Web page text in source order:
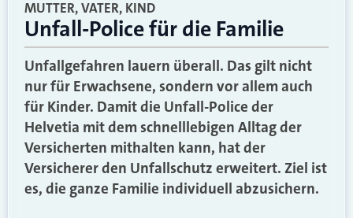
MUTTER, VATER, KIND
Unfall-Police für die Familie
Unfallgefahren lauern überall. Das gilt nicht
nur für Erwachsene, sondern vor allem auch
für Kinder. Damit die Unfall-Police der
Helvetia mit dem schnelllebigen Alltag der
Versicherten mithalten kann, hat der
Versicherer den Unfallschutz erweitert. Ziel ist
es, die ganze Familie individuell abzusichern.